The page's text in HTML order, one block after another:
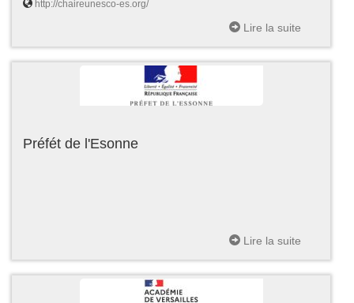
http://chaireunesco-es.org/
Lire la suite
Préfét de l'Esonne
Lire la suite